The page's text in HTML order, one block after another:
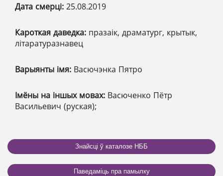
Дата смерці: 25.08.2019
Кароткая даведка: празаік, драматург, крытык,
літаратуразнавец
Варыянты імя: Васючэнка Пятро
Імёны на іншых мовах: Васюченко Пётр
Васильевич (руская);
Знайсці ў каталозе НББ
Паведаміць пра памылку